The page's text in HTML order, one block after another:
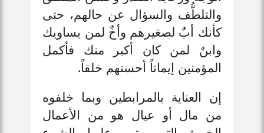
والتلطُّف والسؤال عن حالهم، حتى
كأنك أبٌ لصغيرهم وأخٌ لمن يساويك
وابنٌ لمن كان أكبر منك فأكمل
المؤمنين إيماناً أحسنهم خلقاً.
إن العناية بالمرابطين وبما خلفوه
من مال أو عيال هو من الأعمال